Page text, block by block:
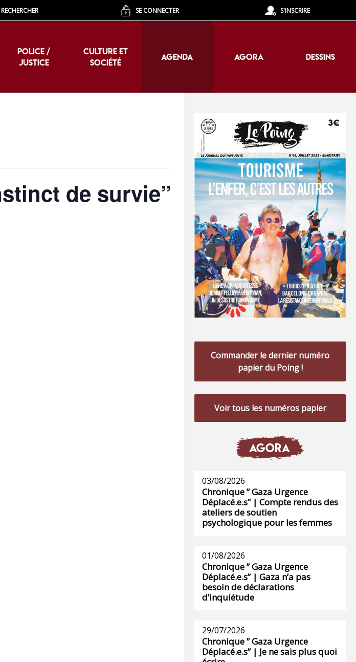
RECHERCHER SE CONNECTER S'INSCRIRE
POLICE /
JUSTICE
CULTURE ET
SOCIÉTÉ
AGENDA AGORA DESSINS
POLICE /
JUSTICE
CULTURE ET
SOCIÉTÉ
AGENDA AGORA DESSINS
de survie”
Commander le dernier numéro
papier du Poing !
Voir tous les numéros papier
AGORA
03/08/2026
Chronique ” Gaza Urgence
Déplacé.e.s” | Compte rendus des
ateliers de soutien
psychologique pour les femmes
01/08/2026
Chronique ” Gaza Urgence
Déplacé.e.s” | Gaza n’a pas
besoin de déclarations
d’inquiétude
29/07/2026
Chronique ” Gaza Urgence
Déplacé.e.s” | Je ne sais plus quoi